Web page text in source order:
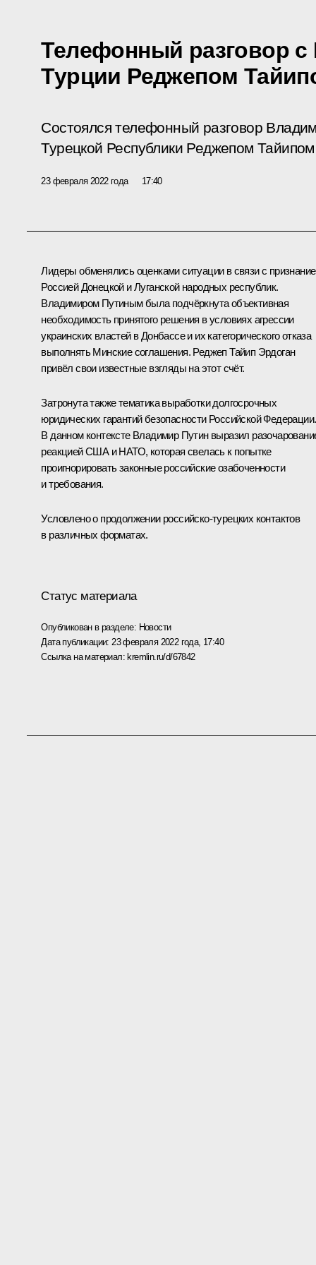
Телефонный разговор с
Турции Реджепом
Состоялся телефонный разговор
Турецкой Республики Реджепом
23 февраля 2022 года 17:40
Лидеры обменялись оценками ситуации в связи с
Россией Донецкой и Луганской народных республик.
Владимиром Путиным была подчёркнута объективная
необходимость принятого решения в условиях агрессии
украинских властей в Донбассе и их категорического отказа
выполнять Минские соглашения. Реджеп Тайип Эрдоган
привёл свои известные взгляды на этот счёт.
Затронута также тематика выработки долгосрочных
юридических гарантий безопасности Российской Федерации.
В данном контексте Владимир Путин выразил
реакцией США и НАТО, которая свелась к попытке
проигнорировать законные российские озабоченности
и требования.
Условлено о продолжении российско-турецких контактов
в различных форматах.
Статус материала
Опубликован в разделе: Новости
Дата публикации: 23 февраля 2022 года, 17:40
Ссылка на материал: kremlin.ru/d/67842